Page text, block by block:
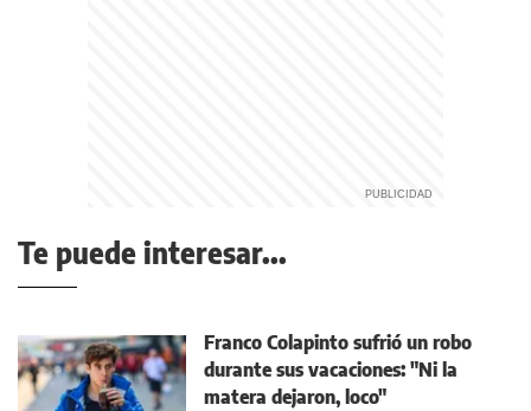
Te puede interesar...
Franco Colapinto sufrió un robo
durante sus vacaciones: "Ni la
matera dejaron, loco"